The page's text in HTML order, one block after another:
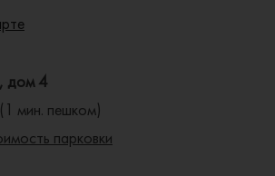
дом 4
мин. пешком)
парковки